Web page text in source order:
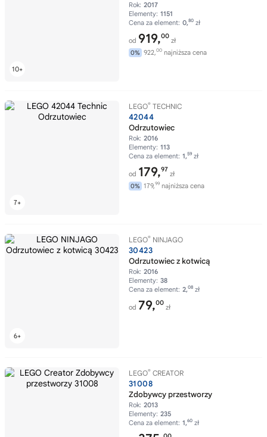
Rok: 2017
Elementy: 1151
Cena za element: 0,80 zł
od 919,00
zł
0% 922,00 najniższa cena
LEGO® TECHNIC
42044
Odrzutowiec
Rok: 2016
Elementy: 113
Cena za element: 1,59 zł
od 179,97
zł
0% 179,99 najniższa cena
LEGO® NINJAGO
30423
Odrzutowiec z kotwicą
Rok: 2016
Elementy: 38
Cena za element: 2,08 zł
od 79,00
zł
LEGO® CREATOR
31008
Zdobywcy przestworzy
Rok: 2013
Elementy: 235
Cena za element: 1,60 zł